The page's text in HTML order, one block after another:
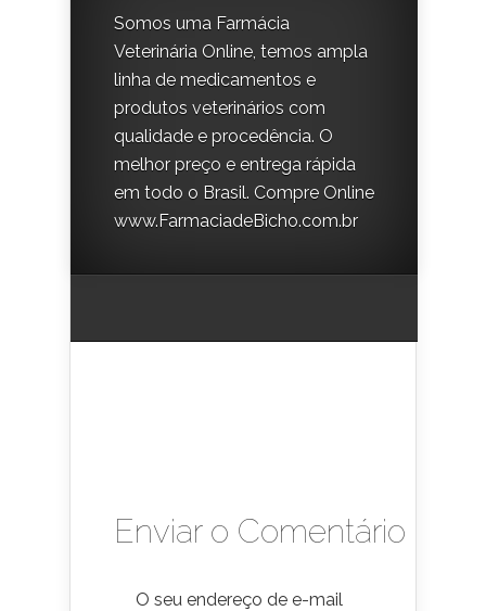
Somos uma Farmácia
Veterinária Online, temos ampla
linha de medicamentos e
produtos veterinários com
qualidade e procedência. O
melhor preço e entrega rápida
em todo o Brasil. Compre Online
www.FarmaciadeBicho.com.br
Enviar o Comentário
O seu endereço de e-mail